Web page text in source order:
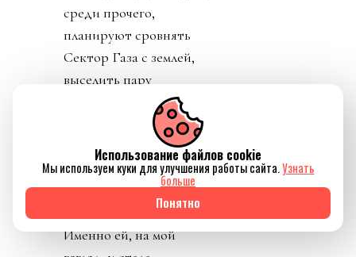
среди прочего,
планируют сровнять
Сектор Газа с землей,
выселить пару
миллионов с родины и
открыть там отели).
Ордынцы 90х
прекрасно помнят
термин
«прихватизация».
Именно ей, на мой
Использование файлов cookie
Мы используем куки для улучшения работы сайта.Узнать
больше
Понятно